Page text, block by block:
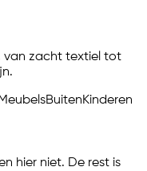
van zacht textiel tot
MeubelsBuitenKinderen
hier niet. De rest is